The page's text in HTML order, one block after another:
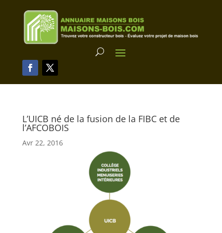
L’UICB né de la fusion de la FIBC et de
l’AFCOBOIS
Avr 22, 2016